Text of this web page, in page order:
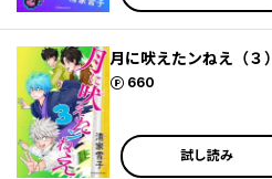
月に吠えたンねえ（３）
660
ポイント
試し読み